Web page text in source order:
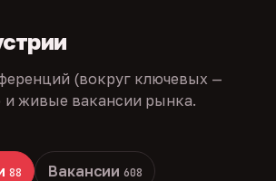
(вокруг ключевых —
и живые вакансии рынка.
88 Вакансии 608